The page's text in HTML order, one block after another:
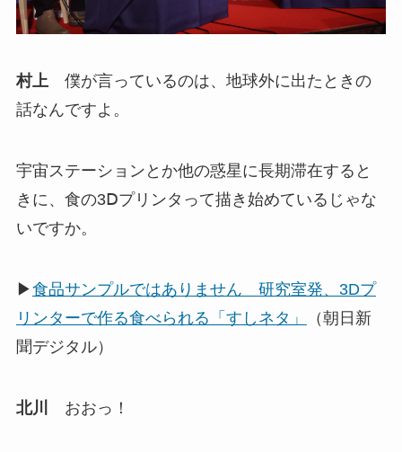
村上僕が言っているのは、地球外に出たときの
話なんですよ。
宇宙ステーションとか他の惑星に長期滞在すると
きに、食の3Ⅾプリンタって描き始めているじゃな
いですか。
▶食品サンプルではありません 研究室発、3Dプ
リンターで作る食べられる「すしネタ」
（朝日新
聞デジタル）
北川 おおっ！